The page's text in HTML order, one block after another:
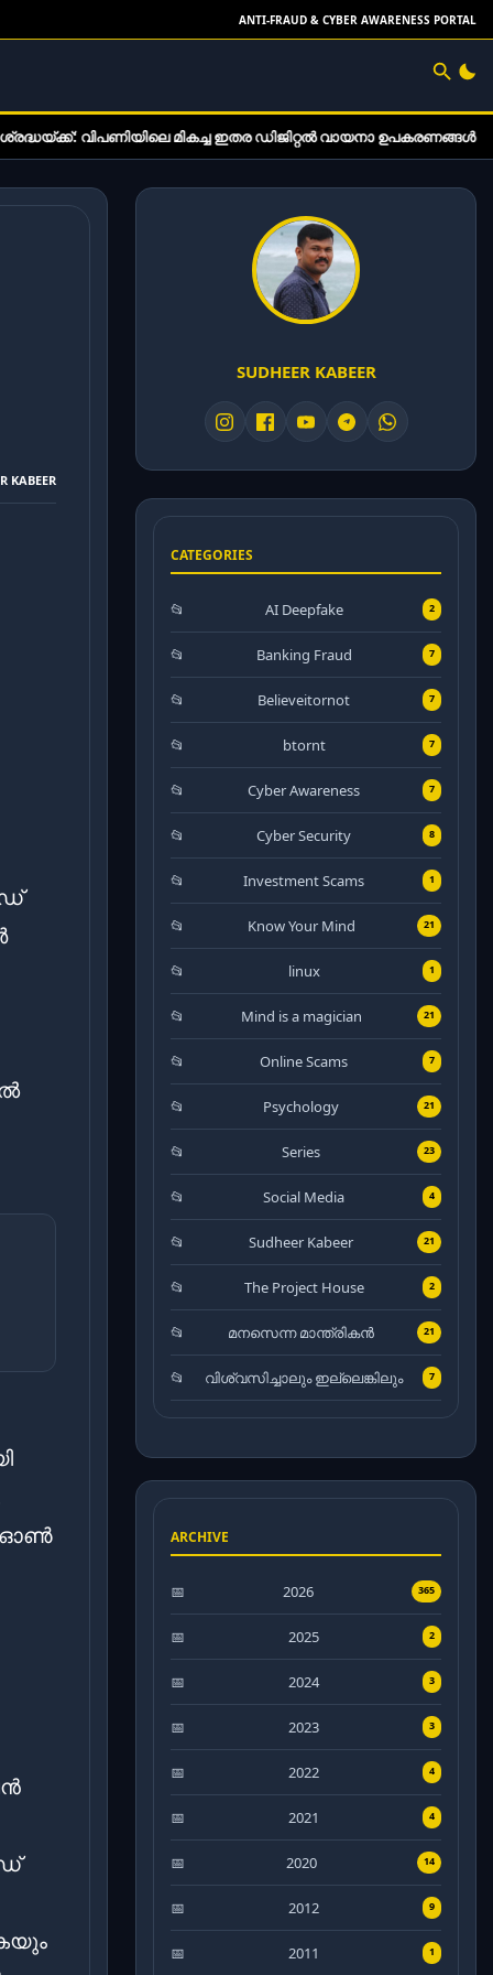
ANTI-FRAUD & CYBER AWARENESS PORTAL
മികച്ച ഇതര ഡിജിറ്റൽ വായനാ ഉപകരണങ്ങൾ സോണി
KABEER
ഓൺ
SUDHEER KABEER
CATEGORIES
AI Deepfake 2
Banking Fraud 7
Believeitornot 7
btornt 7
Cyber Awareness 7
Cyber Security 8
Investment Scams 1
Know Your Mind 21
linux 1
Mind is a magician 21
Online Scams 7
Psychology 21
Series 23
Social Media 4
Sudheer Kabeer 21
The Project House 2
മനസെന്ന മാന്ത്രികൻ 21
വിശ്വസിച്ചാലും ഇല്ലെങ്കിലും 7
ARCHIVE
2026 365
2025 2
2024 3
2023 3
2022 4
2021 4
2020 14
2012 9
2011 1